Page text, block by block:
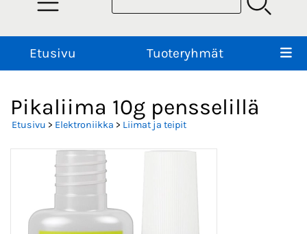
Etusivu Tuoteryhmät
Pikaliima 10g pensselillä
Etusivu > Elektroniikka > Liimat ja teipit